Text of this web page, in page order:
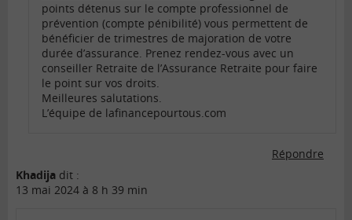
points détenus sur le compte professionnel de
prévention (compte pénibilité) vous permettent de
bénéficier de trimestres de majoration de votre
durée d’assurance. Prenez rendez-vous avec un
conseiller Retraite de l’Assurance Retraite pour faire
le point sur vos droits.
Meilleures salutations.
L’équipe de lafinancepourtous.com
Répondre
Khadija dit :
13 mai 2024 à 8 h 39 min